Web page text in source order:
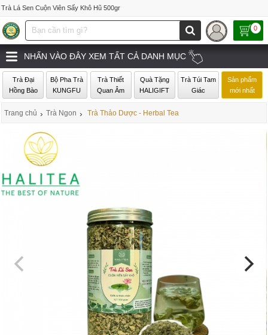
Trà Lá Sen Cuộn Viên Sấy Khô Hũ 500gr
0
NHẤN VÀO ĐÂY XEM TẤT CẢ DANH MỤC
Trà Đại
Hồng Bào
Bộ Pha Trà
KUNGFU
Trà Thiết
Quan Âm
Quà Tặng
HALIGIFT
Trà Túi Tam
Giác
Sản phẩm
mới nhất
Trang chủ › Trà Ngon › Trà Thảo Dược - Herbal Tea